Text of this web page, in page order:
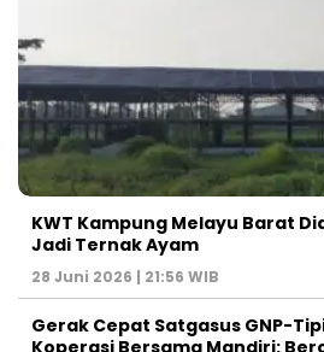
KWT Kampung Melayu Barat
Jadi Ternak Ayam
28 Juni 2026 | 21:56 WIB
Gerak Cepat Satgasus GNP-